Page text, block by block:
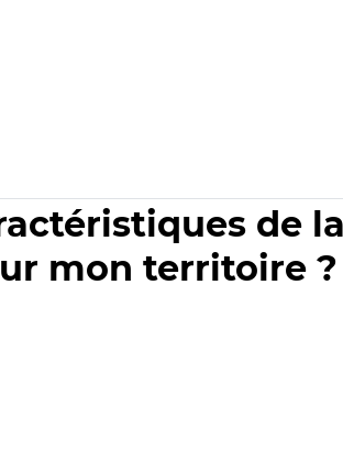
de
mon territoire ?